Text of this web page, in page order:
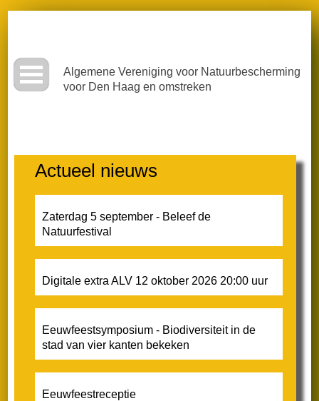
de
inhoud
Algemene Vereniging voor Natuurbescherming
voor Den Haag en omstreken
Contact
Ondersteuning
Lid worden
Zienswijzen
Nieuws
Actueel nieuws
Zaterdag 5 september - Beleef de
Natuurfestival
Digitale extra ALV 12 oktober 2026 20:00 uur
Eeuwfeestsymposium - Biodiversiteit in de
stad van vier kanten bekeken
Eeuwfeestreceptie